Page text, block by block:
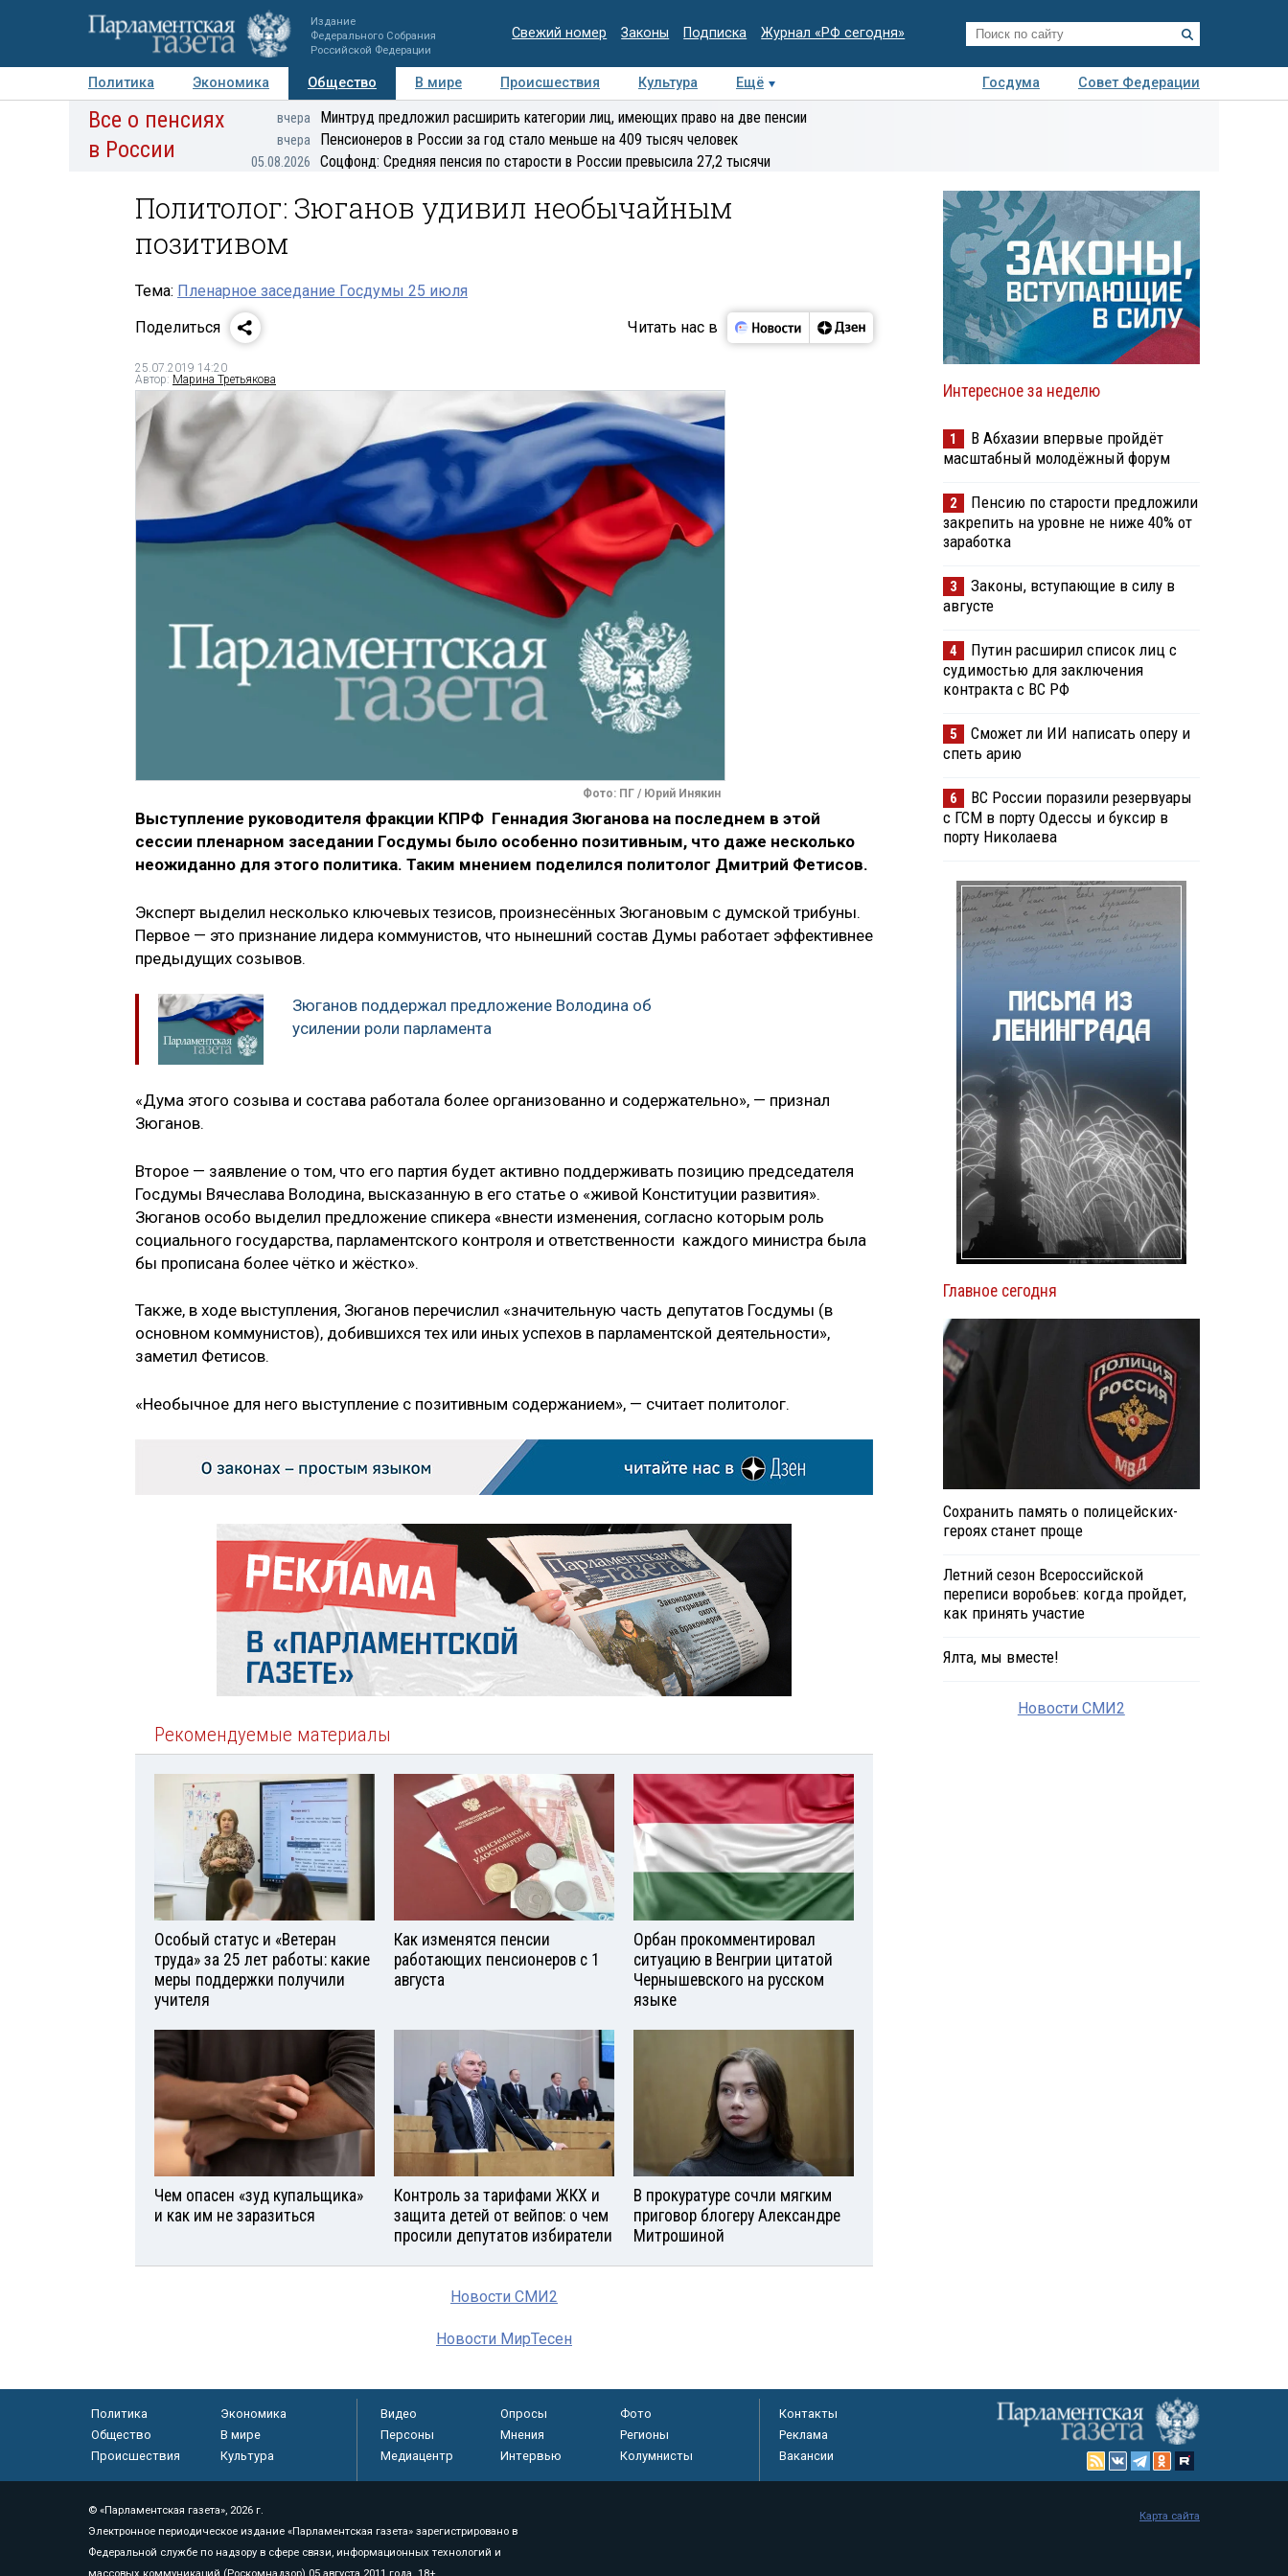
Издание
Федерального Собрания
Российской Федерации
Свежий номер Законы Подписка Журнал «РФ сегодня»
Политика Экономика Общество В мире Происшествия Культура Ещё Госдума
Совет Федерации
Авторы Персоны Мнения Регионы Медиацентр Интервью Колумнисты
Деловая
Все о пенсиях
в России
вчера Минтруд предложил расширить категории лиц, имеющих право на две пенсии
вчера Пенсионеров в России за год стало меньше на 409 тысяч человек
05.08.2026 Соцфонд: Средняя пенсия по старости в России превысила 27,2 тысячи
Политолог: Зюганов удивил необычайным
позитивом
Тема: Пленарное заседание Госдумы 25 июля
Поделиться
Читать нас в
25.07.2019 14:20
Автор: Марина Третьякова
Фото: ПГ / Юрий Инякин
Выступление руководителя фракции КПРФ Геннадия Зюганова на последнем в этой
сессии пленарном заседании Госдумы было особенно позитивным, что даже несколько
неожиданно для этого политика. Таким мнением поделился политолог Дмитрий Фетисов.
Эксперт выделил несколько ключевых тезисов, произнесённых Зюгановым с думской трибуны.
Первое — это признание лидера коммунистов, что нынешний состав Думы работает эффективнее
предыдущих созывов.
Зюганов поддержал предложение Володина об
усилении роли парламента
«Дума этого созыва и состава работала более организованно и содержательно», — признал
Зюганов.
Второе — заявление о том, что его партия будет активно поддерживать позицию председателя
Госдумы Вячеслава Володина, высказанную в его статье о «живой Конституции развития».
Зюганов особо выделил предложение спикера «внести изменения, согласно которым роль
социального государства, парламентского контроля и ответственности каждого министра была
бы прописана более чётко и жёстко».
Также, в ходе выступления, Зюганов перечислил «значительную часть депутатов Госдумы (в
основном коммунистов), добившихся тех или иных успехов в парламентской деятельности»,
заметил Фетисов.
«Необычное для него выступление с позитивным содержанием», — считает политолог.
Рекомендуемые материалы
Особый статус и «Ветеран
труда» за 25 лет работы: какие
меры поддержки получили
учителя
Как изменятся пенсии
работающих пенсионеров с 1
августа
Орбан прокомментировал
ситуацию в Венгрии цитатой
Чернышевского на русском
языке
Чем опасен «зуд купальщика»
и как им не заразиться
Контроль за тарифами ЖКХ и
защита детей от вейпов: о чем
просили депутатов избиратели
В прокуратуре сочли мягким
приговор блогеру Александре
Митрошиной
Новости СМИ2
Новости МирТесен
Интересное за неделю
1
В Абхазии впервые пройдёт
масштабный молодёжный форум
2
Пенсию по старости предложили
закрепить на уровне не ниже 40% от
заработка
3
Законы, вступающие в силу в
августе
4
Путин расширил список лиц с
судимостью для заключения
контракта с ВС РФ
5
Сможет ли ИИ написать оперу и
спеть арию
6
ВС России поразили резервуары
с ГСМ в порту Одессы и буксир в
порту Николаева
Главное сегодня
Сохранить память о полицейских-
героях станет проще
Летний сезон Всероссийской
переписи воробьев: когда пройдет,
как принять участие
Ялта, мы вместе!
Новости СМИ2
Политика
Экономика
Общество
В мире
Происшествия
Культура
Видео Опросы
Фото
Персоны
Мнения
Регионы
Медиацентр
Интервью Колумнисты
Контакты
Реклама
Вакансии
© «Парламентская газета», 2026 г.
Электронное периодическое издание «Парламентская газета» зарегистрировано в
Федеральной службе по надзору в сфере связи, информационных технологий и
массовых коммуникаций (Роскомнадзор) 05 августа 2011 года. 18+
Карта сайта